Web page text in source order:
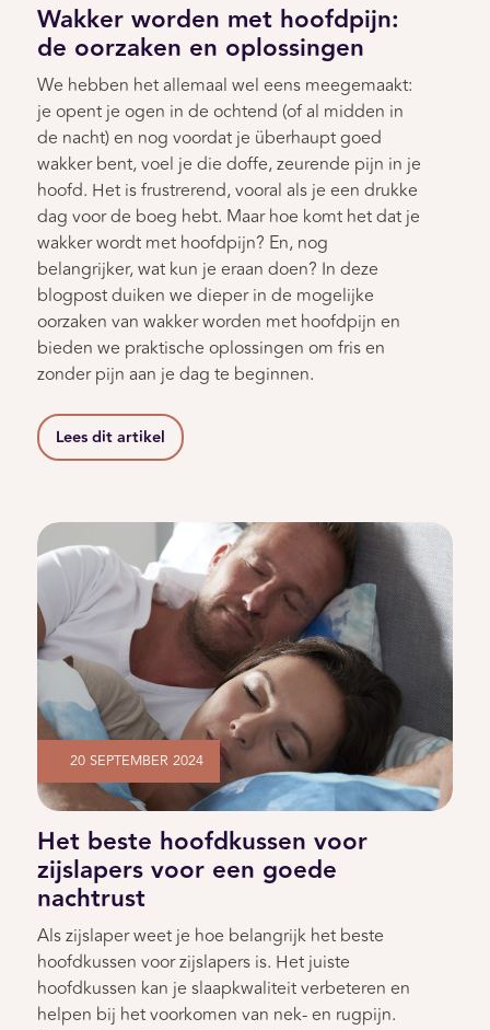
Wakker worden met hoofdpijn:
de oorzaken en oplossingen
We hebben het allemaal wel eens meegemaakt:
je opent je ogen in de ochtend (of al midden in
de nacht) en nog voordat je überhaupt goed
wakker bent, voel je die doffe, zeurende pijn in je
hoofd. Het is frustrerend, vooral als je een drukke
dag voor de boeg hebt. Maar hoe komt het dat je
wakker wordt met hoofdpijn? En, nog
belangrijker, wat kun je eraan doen? In deze
blogpost duiken we dieper in de mogelijke
oorzaken van wakker worden met hoofdpijn en
bieden we praktische oplossingen om fris en
zonder pijn aan je dag te beginnen.
Lees dit artikel
20 SEPTEMBER 2024
Het beste hoofdkussen voor
zijslapers voor een goede
nachtrust
Als zijslaper weet je hoe belangrijk het beste
hoofdkussen voor zijslapers is. Het juiste
hoofdkussen kan je slaapkwaliteit verbeteren en
helpen bij het voorkomen van nek- en rugpijn.